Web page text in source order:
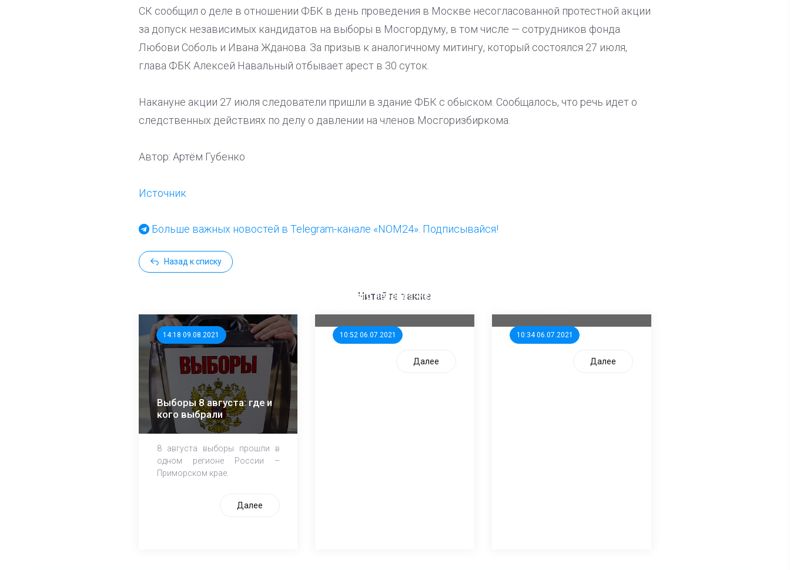
СК сообщил о деле в отношении ФБК в день проведения в Москве несогласованной протестной акции
за допуск независимых кандидатов на выборы в Мосгордуму, в том числе — сотрудников фонда
Любови Соболь и Ивана Жданова. За призыв к аналогичному митингу, который состоялся 27 июля,
глава ФБК Алексей Навальный отбывает арест в 30 суток.
Накануне акции 27 июля следователи пришли в здание ФБК с обыском. Сообщалось, что речь идет о
следственных действиях по делу о давлении на членов Мосгоризбиркома.
Автор: Артём Губенко
Источник
Больше важных новостей в Telegram-канале «NOM24». Подписывайся!
Назад к списку
Читайте также
14:18 09.08.2021
Выборы 8 августа: где и
кого выбрали
8 августа выборы прошли в
одном регионе России –
Приморском крае.
Далее
10:52 06.07.2021
единого перевозчика для
Далее
10:34 06.07.2021
Далее